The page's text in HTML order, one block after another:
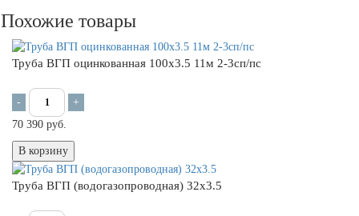
Похожие товары
Труба ВГП оцинкованная 100х3.5 11м 2-3сп/пс
-
+
70 390 руб.
В корзину
Труба ВГП (водогазопроводная) 32х3.5